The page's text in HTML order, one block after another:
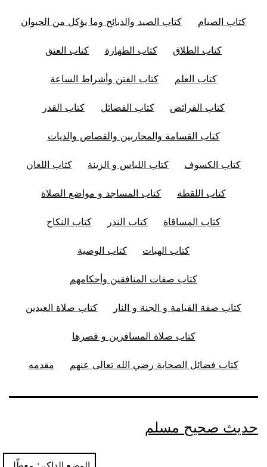
كتاب الصيام كتاب الصيد والذبائح وما يؤكل من الحيوان
كتاب الطلاق كتاب الطهارة كتاب العتق
كتاب العلم كتاب الفتن وأشراط الساعة
كتاب الفرائض كتاب الفضائل كتاب القدر
كتاب القسامة والمحاربين والقصاص والديات
كتاب الكسوف كتاب اللباس و الزينة كتاب اللعان
كتاب اللقطة كتاب المساجد و مواضع الصلاة
كتاب المساقاة كتاب النذر كتاب النكاح
كتاب الهبات كتاب الوصية
كتاب صفات المنافقين وأحكامهم
كتاب صفة القيامة و الجنة و النار كتاب صلاة العيدين
كتاب صلاة المسافرين و قصرها
كتاب فضائل الصحابة رضي الله تعالى عنهم مقدمه
حديث صحيح مسلم